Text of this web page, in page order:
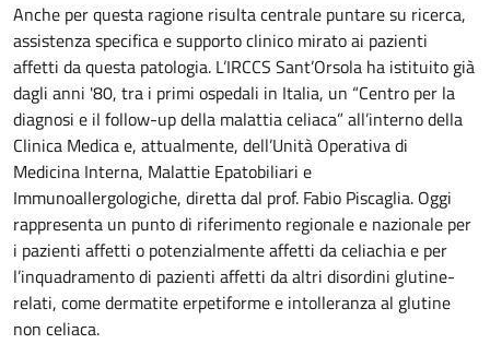
Anche per questa ragione risulta centrale puntare su ricerca,
assistenza specifica e supporto clinico mirato ai pazienti
affetti da questa patologia. L’IRCCS Sant’Orsola ha istituito già
dagli anni '80, tra i primi ospedali in Italia, un “Centro per la
diagnosi e il follow-up della malattia celiaca” all’interno della
Clinica Medica e, attualmente, dell’Unità Operativa di
Medicina Interna, Malattie Epatobiliari e
Immunoallergologiche, diretta dal prof. Fabio Piscaglia. Oggi
rappresenta un punto di riferimento regionale e nazionale per
i pazienti affetti o potenzialmente affetti da celiachia e per
l’inquadramento di pazienti affetti da altri disordini glutine-
relati, come dermatite erpetiforme e intolleranza al glutine
non celiaca.